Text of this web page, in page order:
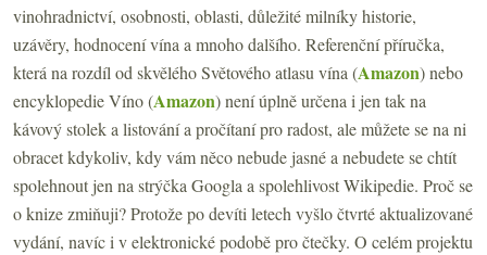
vinohradnictví, osobnosti, oblasti, důležité milníky historie,
uzávěry, hodnocení vína a mnoho dalšího. Referenční příručka,
která na rozdíl od skvělého Světového atlasu vína (Amazon) nebo
encyklopedie Víno (Amazon) není úplně určena i jen tak na
kávový stolek a listování a pročítaní pro radost, ale můžete se na ni
obracet kdykoliv, kdy vám něco nebude jasné a nebudete se chtít
spolehnout jen na strýčka Googla a spolehlivost Wikipedie. Proč se
o knize zmiňuji? Protože po devíti letech vyšlo čtvrté aktualizované
vydání, navíc i v elektronické podobě pro čtečky. O celém projektu